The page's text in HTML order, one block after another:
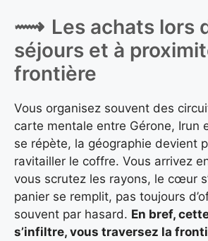
Les achats lors
séjours et à
frontière
Vous organisez souvent des
carte mentale entre Gérone, Irun
se répète, la géographie devient
ravitailler le coffre. Vous arrivez
vous scrutez les rayons, le cœur
panier se remplit, pas toujours
souvent par hasard. En bref,
s’infiltre, vous traversez la